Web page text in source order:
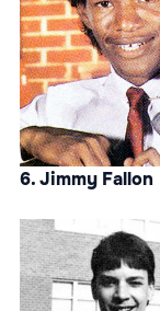
6. Jimmy Fallon